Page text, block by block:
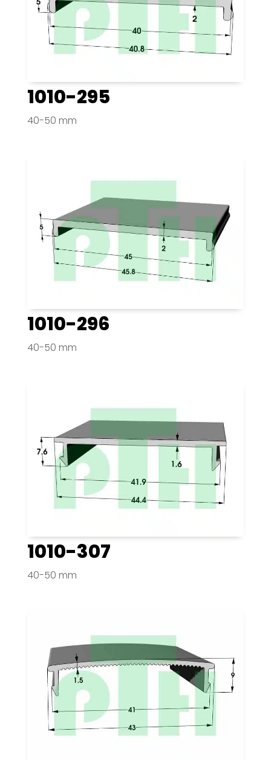
1010-295
40-50 mm
1010-296
40-50 mm
1010-307
40-50 mm